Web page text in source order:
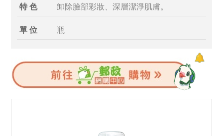
特 色 卸除臉部彩妝、深層潔淨肌膚。
單 位 瓶